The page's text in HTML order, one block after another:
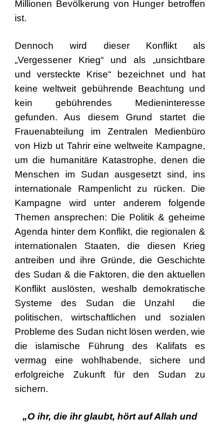
Millionen Bevölkerung von Hunger betroffen
ist.
Dennoch wird dieser Konflikt als
„Vergessener Krieg“ und als „unsichtbare
und versteckte Krise“ bezeichnet und hat
keine weltweit gebührende Beachtung und
kein gebührendes Medieninteresse
gefunden. Aus diesem Grund startet die
Frauenabteilung im Zentralen Medienbüro
von Hizb ut Tahrir eine weltweite Kampagne,
um die humanitäre Katastrophe, denen die
Menschen im Sudan ausgesetzt sind, ins
internationale Rampenlicht zu rücken. Die
Kampagne wird unter anderem folgende
Themen ansprechen: Die Politik & geheime
Agenda hinter dem Konflikt, die regionalen &
internationalen Staaten, die diesen Krieg
antreiben und ihre Gründe, die Geschichte
des Sudan & die Faktoren, die den aktuellen
Konflikt auslösten, weshalb demokratische
Systeme des Sudan die Unzahl die
politischen, wirtschaftlichen und sozialen
Probleme des Sudan nicht lösen werden, wie
die islamische Führung des Kalifats es
vermag eine wohlhabende, sichere und
erfolgreiche Zukunft für den Sudan zu
sichern.
„O ihr, die ihr glaubt, hört auf Allah und